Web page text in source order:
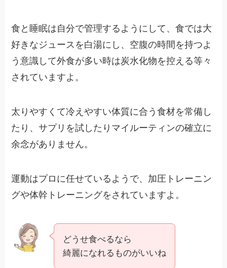
食と睡眠は自分で管理するようにして、食では大
好きなジュースを白湯にし、空腹の時間を持つよ
う意識して外食が多い時は炭水化物を控える等々
されていますよ。
太りやすくて冷えやすい体質に合う食材を常備し
たり、サプリを試したりマイルーティンの確立に
余念がありません。
運動はプロに任せているようで、加圧トレーニン
グや体幹トレーニングをされていますよ。
どうせ食べるなら
綺麗になれるものがいいね